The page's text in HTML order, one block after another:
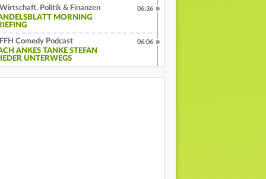
Wirtschaft, Politik & Finanzen
MORNING
06:36
FFH Comedy Podcast
ANKES TANKE STEFAN
UNTERWEGS
06:06